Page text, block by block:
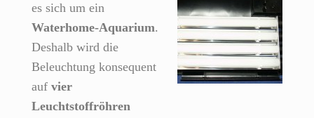
es sich um ein
Waterhome-Aquarium.
Deshalb wird die
Beleuchtung konsequent
auf vier
Leuchtstoffröhren